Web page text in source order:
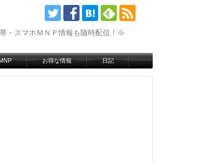
・スマホＭＮＰ情報も随時配信！※
お得な情報 日記